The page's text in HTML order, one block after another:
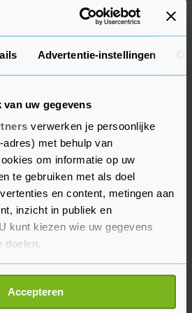
Advertentie-instellingen
uw gegevens
verwerken je persoonlijke
met behulp van
om informatie op uw
te gebruiken met als doel
en content, metingen aan
inzicht in publiek en
kunt kiezen wie uw gegevens
doelen.
we ook graag:
over uw geografische
Accepteren
of kanalen en komt
boven. Daar is niets aan te
voeren al een
water af. Het enige wat
Het water in
vanzelf weer weg.
vanaf het weekeinde
waardoor
en buitenpolders gaan
rivierkades in onder meer
Tiel komen opnieuw onder
denkt dinsdag
net onder de 14 meter
zal blijven. Ook op de Maas